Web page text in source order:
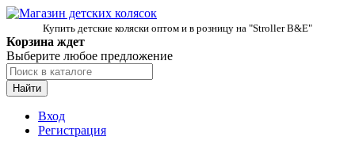
Купить детские коляски оптом и в розницу на "Stroller B&E"
Корзина ждет
Выберите любое предложение
Найти
Вход
Регистрация